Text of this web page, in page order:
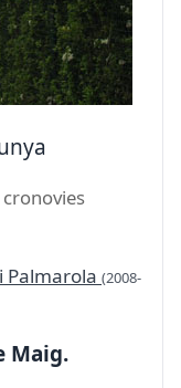
Palmarola (2008-
Maig.